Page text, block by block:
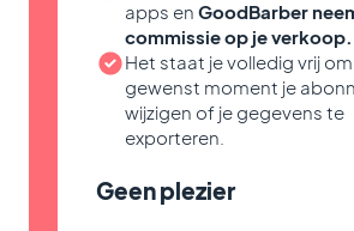
apps en GoodBarber
commissie op je verkoop.
Het staat je volledig vrij
gewenst moment je
wijzigen of je gegevens te
exporteren.
Geen plezier